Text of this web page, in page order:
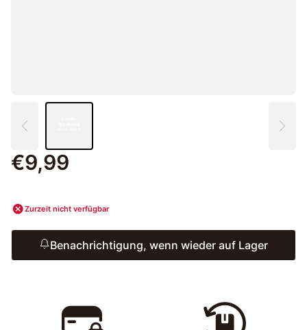
€9,99
Zurzeit nicht verfügbar
Benachrichtigung, wenn wieder auf Lager